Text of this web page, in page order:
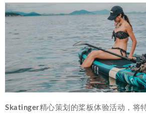
Skatinger精心策划的桨板体验活动，将